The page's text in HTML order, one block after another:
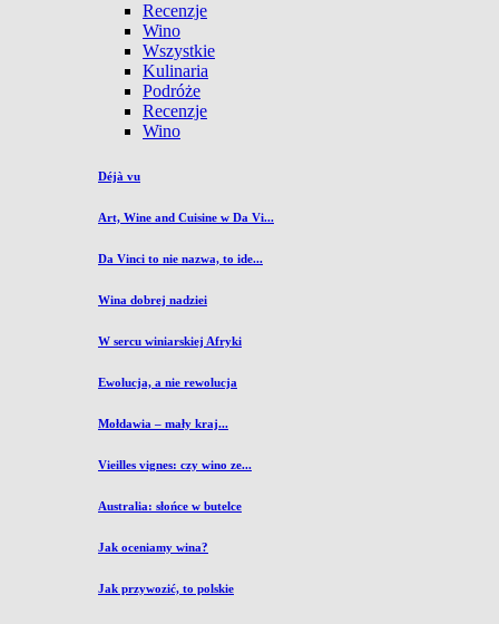
Recenzje
Wino
Wszystkie
Kulinaria
Podróże
Recenzje
Wino
Déjà vu
Art, Wine and Cuisine w Da Vi...
Da Vinci to nie nazwa, to ide...
Wina dobrej nadziei
W sercu winiarskiej Afryki
Ewolucja, a nie rewolucja
Mołdawia – mały kraj...
Vieilles vignes: czy wino ze...
Australia: słońce w butelce
Jak oceniamy wina?
Jak przywozić, to polskie